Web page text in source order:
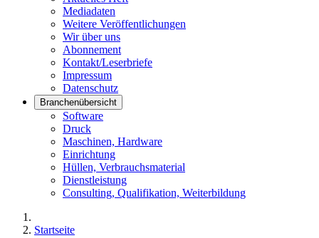
Mediadaten
Weitere Veröffentlichungen
Wir über uns
Abonnement
Kontakt/Leserbriefe
Impressum
Datenschutz
Branchenübersicht
Software
Druck
Maschinen, Hardware
Einrichtung
Hüllen, Verbrauchsmaterial
Dienstleistung
Consulting, Qualifikation, Weiterbildung
Startseite